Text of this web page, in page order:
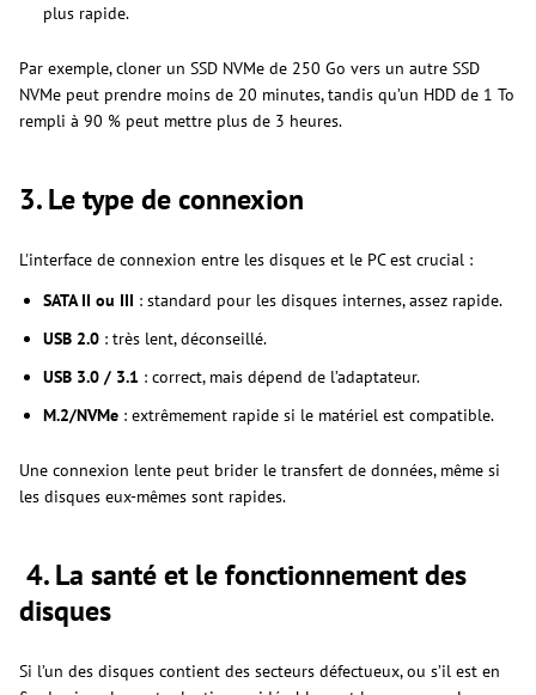
plus rapide.
Par exemple, cloner un SSD NVMe de 250 Go vers un autre SSD
NVMe peut prendre moins de 20 minutes, tandis qu’un HDD de 1 To
rempli à 90 % peut mettre plus de 3 heures.
3. Le type de connexion
L'interface de connexion entre les disques et le PC est crucial :
SATA II ou III : standard pour les disques internes, assez rapide.
USB 2.0 : très lent, déconseillé.
USB 3.0 / 3.1 : correct, mais dépend de l’adaptateur.
M.2/NVMe : extrêmement rapide si le matériel est compatible.
Une connexion lente peut brider le transfert de données, même si
les disques eux-mêmes sont rapides.
4. La santé et le fonctionnement des
disques
Si l’un des disques contient des secteurs défectueux, ou s’il est en